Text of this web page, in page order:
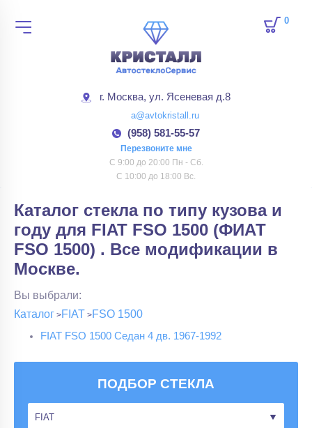
г. Москва, ул. Ясеневая д.8
a@avtokristall.ru
(958) 581-55-57
Перезвоните мне
С 9:00 до 20:00 Пн - Сб.
С 10:00 до 18:00 Вс.
0
ПОДБОР СТЕКЛА
Каталог стекла по типу кузова и
году для FIAT FSO 1500 (ФИАТ
FSO 1500) . Все модификации в
Москве.
Вы выбрали:
Каталог
FIAT FSO 1500
FIAT FSO 1500 Седан 4 дв. 1967-1992